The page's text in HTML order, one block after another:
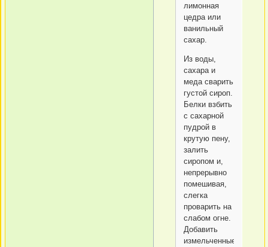
лимонная
цедра или
ванильный
сахар.
Из воды,
сахара и
меда сварить
густой сироп.
Белки взбить
с сахарной
пудрой в
крутую пену,
залить
сиропом и,
непрерывно
помешивая,
слегка
проварить на
слабом огне.
Добавить
измельченные